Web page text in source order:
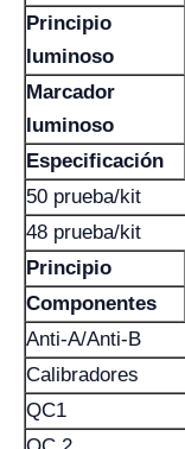
Principio
luminoso
Marcador
luminoso
Especificación
50 prueba/kit
48 prueba/kit
Principio
Componentes
Anti-A/Anti-B
Calibradores
QC1